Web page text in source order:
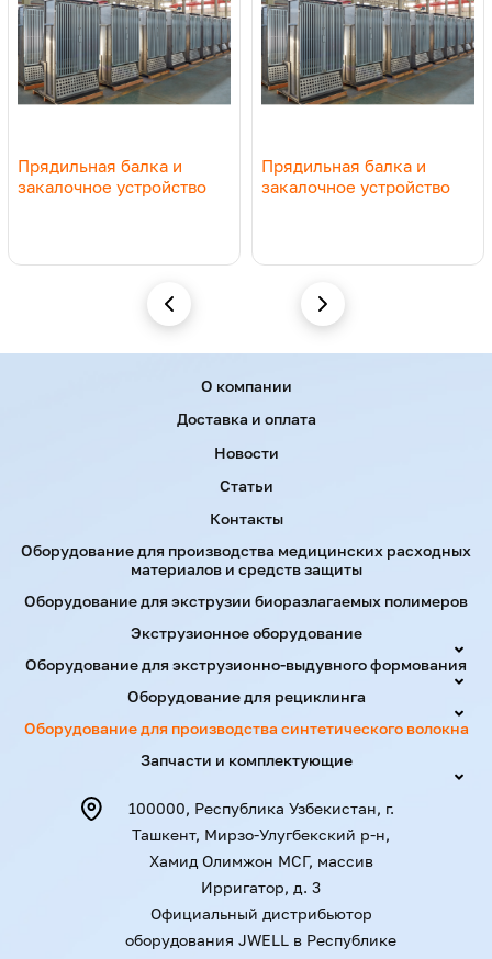
Прядильная балка и
закалочное устройство
Прядильная балка и
закалочное устройство
Оборудование для производства медицинских расходных
материалов и средств защиты
Оборудование для экструзии биоразлагаемых полимеров
Экструзионное оборудование
Оборудование для экструзионно-выдувного формования
Оборудование для рециклинга
Оборудование для производства синтетического волокна
Запчасти и комплектующие
О компании
Доставка и оплата
Новости
Статьи
Контакты
100000, Республика Узбекистан, г.
Ташкент, Мирзо-Улугбекский р-н,
Хамид Олимжон МСГ, массив
Ирригатор, д. 3
Официальный дистрибьютор
оборудования JWELL в Республике